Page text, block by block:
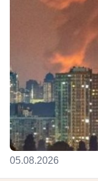
05.08.2026